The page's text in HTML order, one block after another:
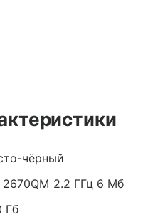
чёрный
2.2 ГГц 6 Мб
Гб